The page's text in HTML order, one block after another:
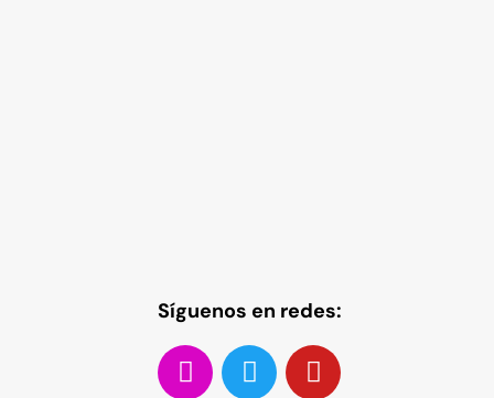
Síguenos en redes: